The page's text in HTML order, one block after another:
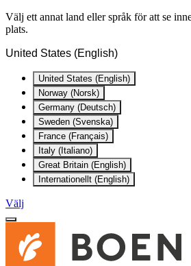
Välj ett annat land eller språk för att se
plats.
United States (English)
United States (English)
Norway (Norsk)
Germany (Deutsch)
Sweden (Svenska)
France (Français)
Italy (Italiano)
Great Britain (English)
Internationellt (English)
Välj